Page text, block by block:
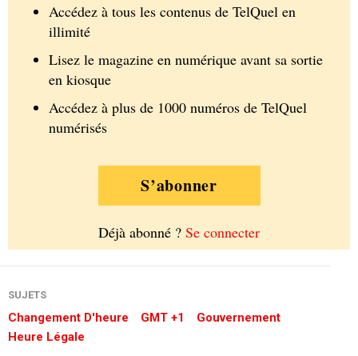
Accédez à tous les contenus de TelQuel en
illimité
Lisez le magazine en numérique avant sa sortie
en kiosque
Accédez à plus de 1000 numéros de TelQuel
numérisés
S’abonner
Déjà abonné ? Se connecter
SUJETS
Changement D'heure GMT +1
Gouvernement
Heure Légale